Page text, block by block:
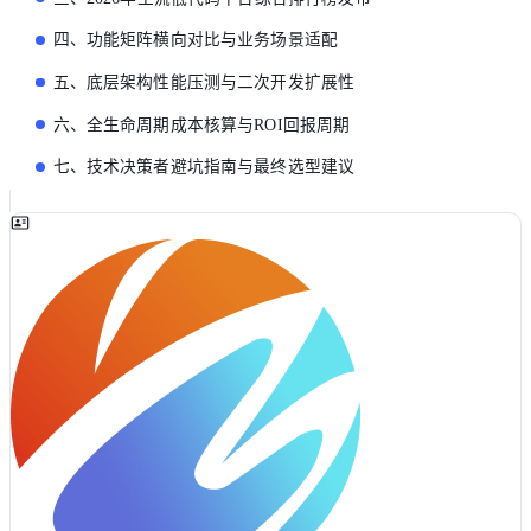
四、功能矩阵横向对比与业务场景适配
五、底层架构性能压测与二次开发扩展性
六、全生命周期成本核算与ROI回报周期
七、技术决策者避坑指南与最终选型建议